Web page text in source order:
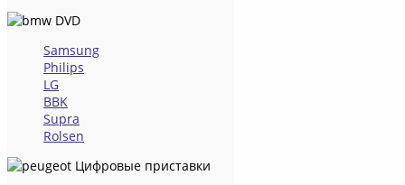
DVD
Samsung
Philips
LG
BBK
Supra
Rolsen
Цифровые приставки